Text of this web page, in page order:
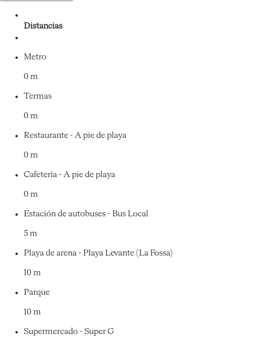
Distancias
Metro
0 m
Termas
0 m
Restaurante - A pie de playa
0 m
Cafetería - A pie de playa
0 m
Estación de autobuses - Bus Local
5 m
Playa de arena - Playa Levante (La Fossa)
10 m
Parque
10 m
Supermercado - Super G